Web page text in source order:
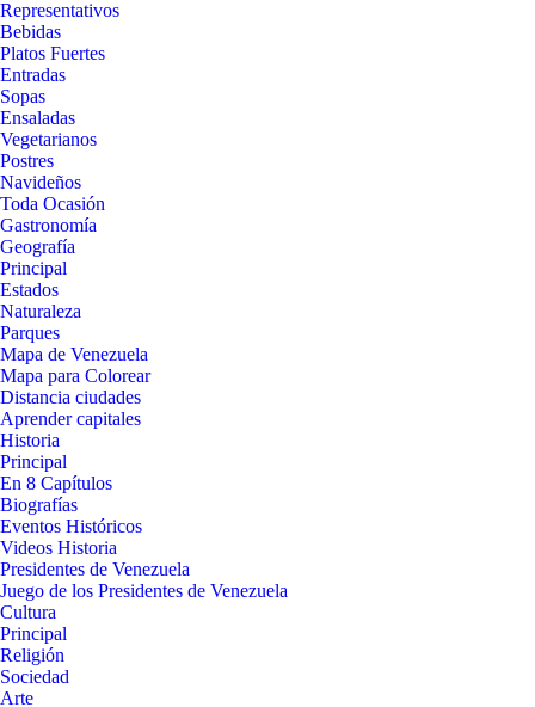
Representativos
Bebidas
Platos Fuertes
Entradas
Sopas
Ensaladas
Vegetarianos
Postres
Navideños
Toda Ocasión
Gastronomía
Geografía
Principal
Estados
Naturaleza
Parques
Mapa de Venezuela
Mapa para Colorear
Distancia ciudades
Aprender capitales
Historia
Principal
En 8 Capítulos
Biografías
Eventos Históricos
Videos Historia
Presidentes de Venezuela
Juego de los Presidentes de Venezuela
Cultura
Principal
Religión
Sociedad
Arte